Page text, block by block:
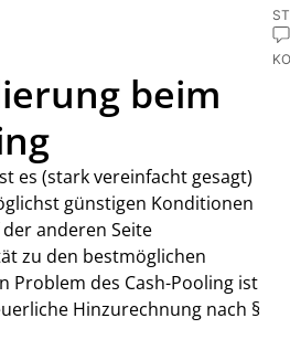
beim
es (stark vereinfacht gesagt)
günstigen Konditionen
anderen Seite
zu den bestmöglichen
Problem des Cash-Pooling ist
Hinzurechnung nach §